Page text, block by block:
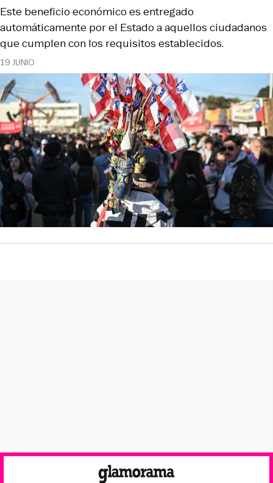
19 JUNIO
Este beneficio económico es entregado
automáticamente por el Estado a aquellos ciudadanos
que cumplen con los requisitos establecidos.